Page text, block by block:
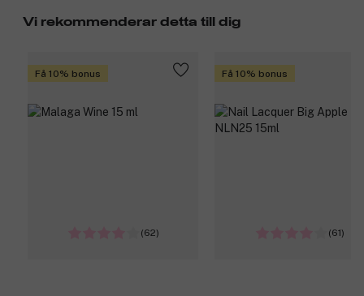
Vi rekommenderar detta till dig
Få 10% bonus
(62)
Få 10% bonus
(61)